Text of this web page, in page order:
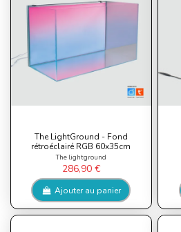
The LightGround - Fond
rétroéclairé RGB 60x35cm
The lightground
286,90 €
Ajouter au panier